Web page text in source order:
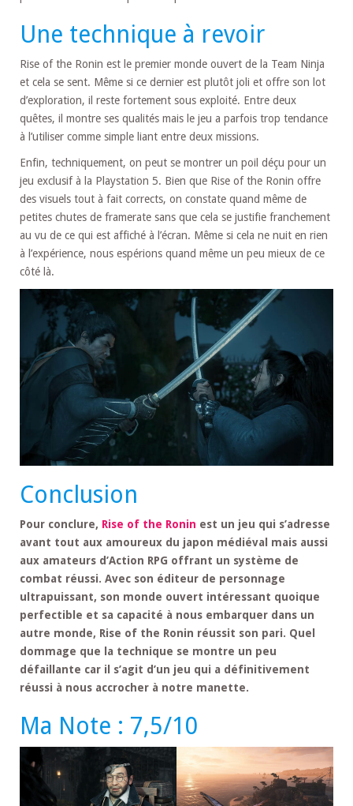
Une technique à revoir
Rise of the Ronin est le premier monde ouvert de la Team Ninja
et cela se sent. Même si ce dernier est plutôt joli et offre son lot
d’exploration, il reste fortement sous exploité. Entre deux
quêtes, il montre ses qualités mais le jeu a parfois trop tendance
à l’utiliser comme simple liant entre deux missions.
Enfin, techniquement, on peut se montrer un poil déçu pour un
jeu exclusif à la Playstation 5. Bien que Rise of the Ronin offre
des visuels tout à fait corrects, on constate quand même de
petites chutes de framerate sans que cela se justifie franchement
au vu de ce qui est affiché à l’écran. Même si cela ne nuit en rien
à l’expérience, nous espérions quand même un peu mieux de ce
côté là.
Conclusion
Pour conclure, Rise of the Ronin est un jeu qui s’adresse
avant tout aux amoureux du japon médiéval mais aussi
aux amateurs d’Action RPG offrant un système de
combat réussi. Avec son éditeur de personnage
ultrapuissant, son monde ouvert intéressant quoique
perfectible et sa capacité à nous embarquer dans un
autre monde, Rise of the Ronin réussit son pari. Quel
dommage que la technique se montre un peu
défaillante car il s’agit d’un jeu qui a définitivement
réussi à nous accrocher à notre manette.
Ma Note : 7,5/10